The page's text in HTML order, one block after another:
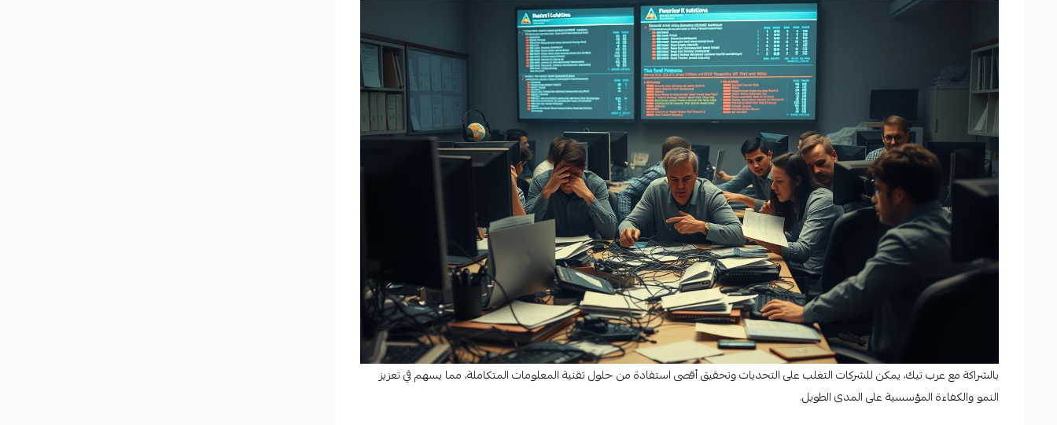
بالشراكة مع عرب تيك، يمكن للشركات التغلب على التحديات وتحقيق أقصى استفادة من حلول تقنية المعلومات المتكاملة، مما يسهم في تعزيز
النمو والكفاءة المؤسسية على المدى الطويل.